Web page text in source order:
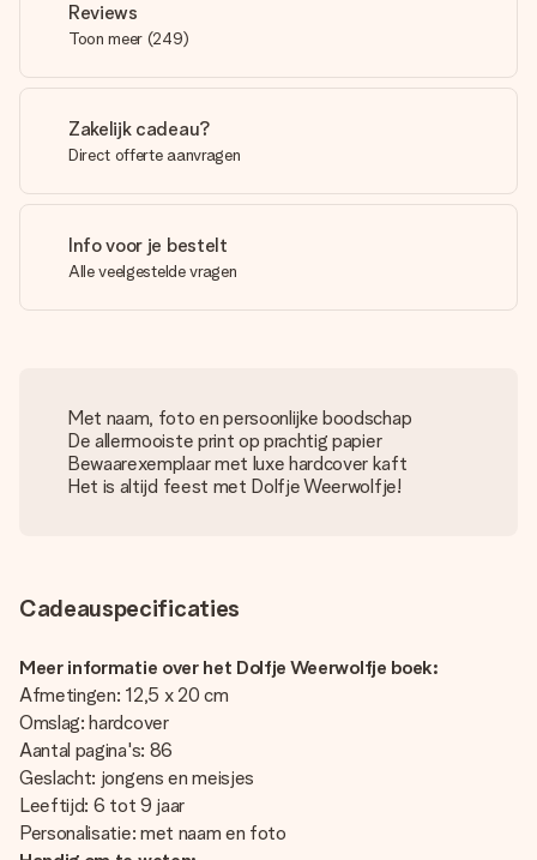
Reviews
Toon meer (249)
Zakelijk cadeau?
Direct offerte aanvragen
Info voor je bestelt
Alle veelgestelde vragen
Met naam, foto en persoonlijke boodschap
De allermooiste print op prachtig papier
Bewaarexemplaar met luxe hardcover kaft
Het is altijd feest met Dolfje Weerwolfje!
Cadeauspecificaties
Meer informatie over het Dolfje Weerwolfje boek:
Afmetingen: 12,5 x 20 cm
Omslag: hardcover
Aantal pagina's: 86
Geslacht: jongens en meisjes
Leeftijd: 6 tot 9 jaar
Personalisatie: met naam en foto